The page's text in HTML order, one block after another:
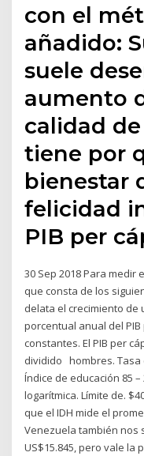
con el
añadido:
suele
aumento
calidad
tiene por
bienestar
felicidad
PIB per
30 Sep 2018 Para medir
que consta de los
delata el crecimiento de
porcentual anual del
constantes. El PIB per
dividido hombres. Tasa
Índice de educación 85 –
logarítmica. Límite de.
que el IDH mide el
Venezuela también nos
US$15.845, pero vale la